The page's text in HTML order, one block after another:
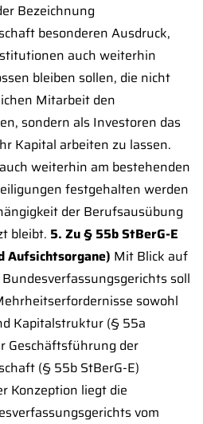
Bezeichnung
besonderen Ausdruck,
auch weiterhin
bleiben sollen, die nicht
Mitarbeit den
sondern als Investoren das
Kapital arbeiten zu lassen.
weiterhin am bestehenden
festgehalten werden
der Berufsausübung
bleibt. 5. Zu § 55b StBerG-E
Aufsichtsorgane) Mit Blick auf
soll
sowohl
Kapitalstruktur (§ 55a
Geschäftsführung der
(§ 55b StBerG-E)
Konzeption liegt die
vom